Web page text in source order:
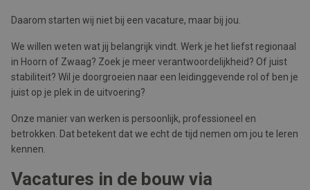
Daarom starten wij niet bij een vacature, maar bij jou.
We willen weten wat jij belangrijk vindt. Werk je het liefst regionaal
in Hoorn of Zwaag? Zoek je meer verantwoordelijkheid? Of juist
stabiliteit? Wil je doorgroeien naar een leidinggevende rol of ben je
juist op je plek in de uitvoering?
Onze manier van werken is persoonlijk, professioneel en
betrokken. Dat betekent dat we echt de tijd nemen om jou te leren
kennen.
Vacatures in de bouw via